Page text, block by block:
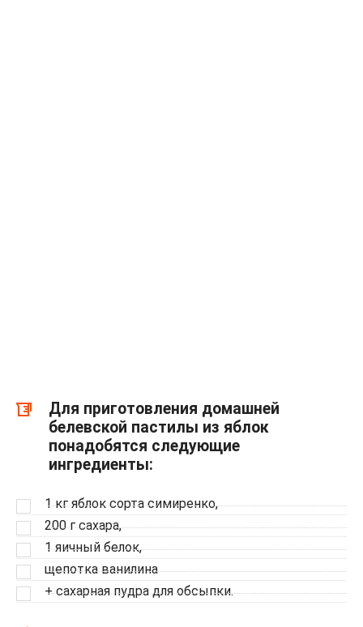
Для приготовления домашней
белевской пастилы из яблок
понадобятся следующие
ингредиенты:
1 кг яблок сорта симиренко,
200 г сахара,
1 яичный белок,
щепотка ванилина
+ сахарная пудра для обсыпки.